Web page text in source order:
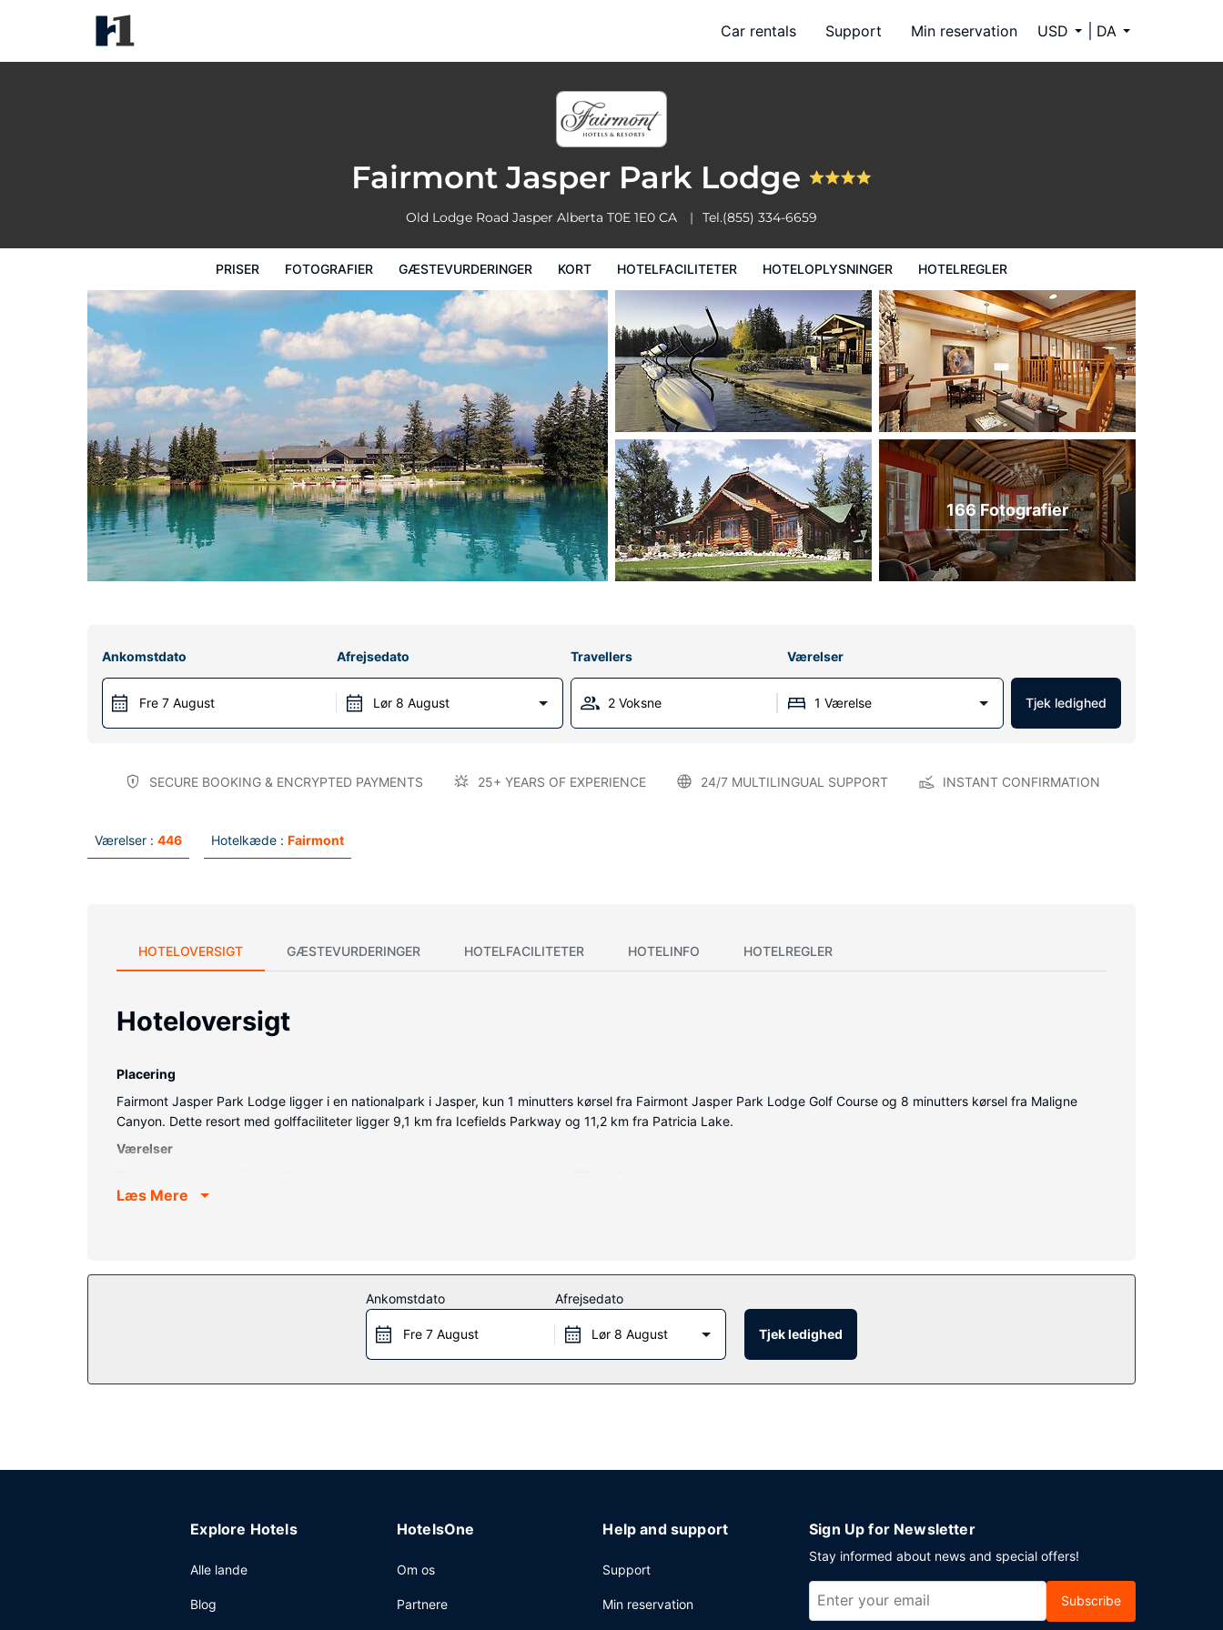
Car rentals Support Min reservation USD DA
Fairmont Jasper Park Lodge
Old Lodge Road Jasper Alberta T0E 1E0 CA Tel.(855) 334-6659
PRISER FOTOGRAFIER GÆSTEVURDERINGER KORT HOTELFACILITETER HOTELOPLYSNINGER HOTELREGLER
Hotelregler
166 Fotografier
Ankomstdato
Fre 7 August
Afrejsedato
Lør 8 August
Travellers Værelser
2 Voksne 1 Værelse Tjek ledighed
SECURE BOOKING & ENCRYPTED PAYMENTS 25+ YEARS OF EXPERIENCE 24/7 MULTILINGUAL SUPPORT INSTANT CONFIRMATION
Værelser : 446 Hotelkæde : Fairmont
HOTELOVERSIGT GÆSTEVURDERINGER HOTELFACILITETER HOTELINFO HOTELREGLER
Hoteloversigt
Placering
Fairmont Jasper Park Lodge ligger i en nationalpark i Jasper, kun 1 minutters kørsel fra Fairmont Jasper Park Lodge Golf Course og 8 minutters kørsel fra Maligne
Canyon. Dette resort med golffaciliteter ligger 9,1 km fra Icefields Parkway og 11,2 km fra Patricia Lake.
Værelser
Fi kan du altid komme på nettet, og digitale kanaler sørger for underholdningen. Badeværelserne har gratis toiletartikler og hårtørrer.
internetadgang, concierge-tjenester og spillehal/spillerum.
Spis dig mæt i italienske retter på Orso Trattoria, som er en af dette resorts 5 restauranter, eller bliv på værelset, og nyd godt af roomservice (i et begrænset antal
timer). Du kan også købe en snack på stedets kaffebar/café. Besøg baren/loungen eller baren ved poolen, og slap af med din yndlingsdrink. Morgenmad tilberedt
efter bestilling tilbydes mod gebyr dagligt fra kl. 07.00 til kl. 11.00.
Læs Mere
Ankomstdato
Fre 7 August
Afrejsedato
Lør 8 August Tjek ledighed
Explore Hotels
Alle lande
Blog
HotelsOne
Om os
Partnere
Help and support
Support
Min reservation
Sign Up for Newsletter
Stay informed about news and special offers!
Subscribe